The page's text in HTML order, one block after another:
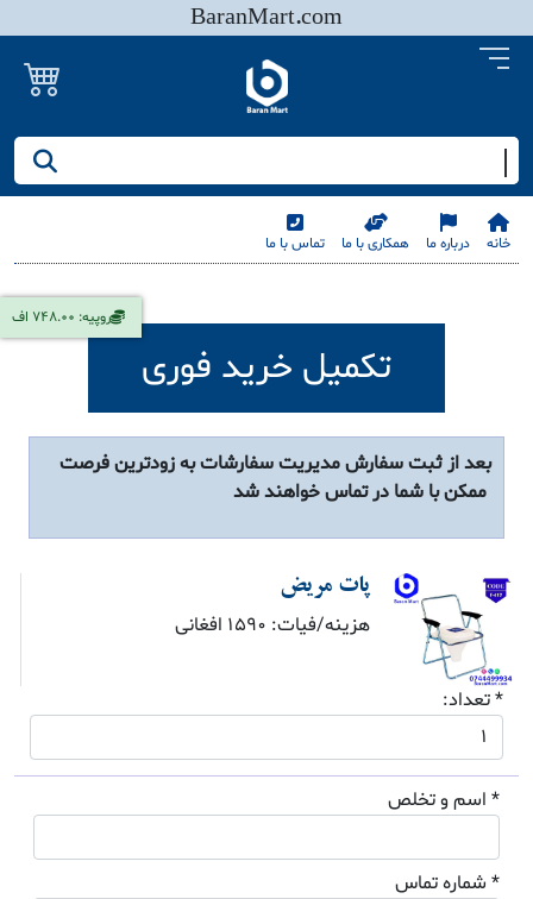
BaranMart.com
خانه درباره ما همکاری با ما تماس با ما
روپیه: 748.00 اف
تکمیل خرید فوری
بعد از ثبت سفارش مدیریت سفارشات به زودترین فرصت
ممکن با شما در تماس خواهند شد
پات مریض
هزینه/فیات: 1590 افغانی
* تعداد:
* اسم و تخلص
* شماره تماس